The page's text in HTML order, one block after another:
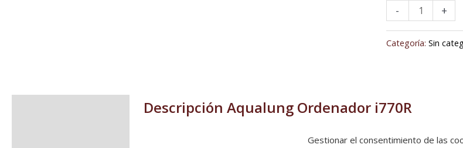
Gestionar el consentimiento de las
- +
Categoría: Sin
Descripción Aqualung Ordenador i770R